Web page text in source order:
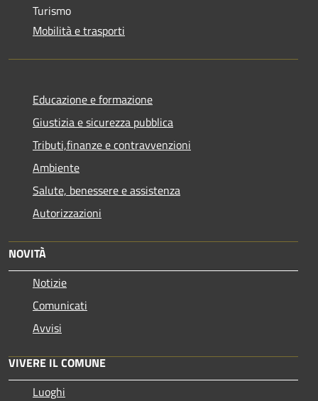
Turismo
Mobilità e trasporti
Educazione e formazione
Giustizia e sicurezza pubblica
Tributi,finanze e contravvenzioni
Ambiente
Salute, benessere e assistenza
Autorizzazioni
NOVITÀ
Notizie
Comunicati
Avvisi
VIVERE IL COMUNE
Luoghi